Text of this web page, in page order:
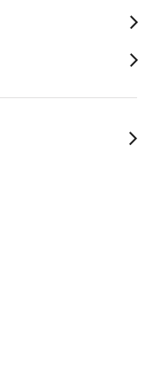
！アナログデジ